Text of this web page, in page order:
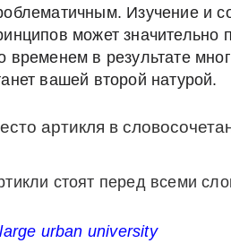
Изучение и
может значительно
временем в результате
вашей второй натурой.
артикля в
стоят перед всеми
large urban university